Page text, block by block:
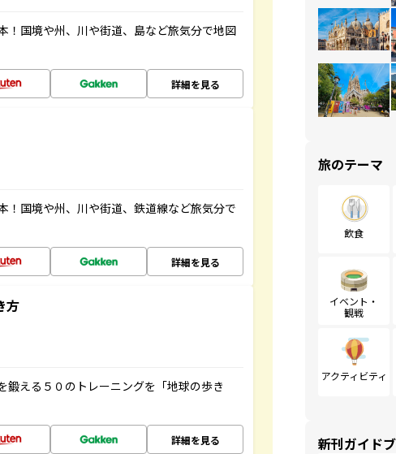
！国境や州、川や街道、島など旅気分で地図
詳細を見る
！国境や州、川や街道、鉄道線など旅気分で
詳細を見る
方
鍛える５０のトレーニングを「地球の歩き
詳細を見る
旅のテーマ
飲食
イベント・
観戦
アクティビティ
新刊ガイド